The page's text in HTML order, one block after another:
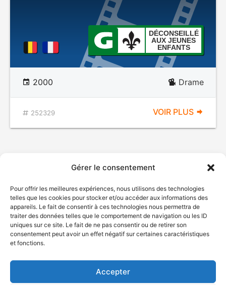
Gérer le consentement
Pour offrir les meilleures expériences, nous utilisons des technologies
telles que les cookies pour stocker et/ou accéder aux informations des
appareils. Le fait de consentir à ces technologies nous permettra de
traiter des données telles que le comportement de navigation ou les ID
uniques sur ce site. Le fait de ne pas consentir ou de retirer son
consentement peut avoir un effet négatif sur certaines caractéristiques
et fonctions.
Accepter
DÉCONSEILLÉ
AUX JEUNES
ENFANTS
2000 Drame
252329 VOIR PLUS
© Gouvernement du Québec, 2026
Plan du site
Accessibilité
Accès à l'information